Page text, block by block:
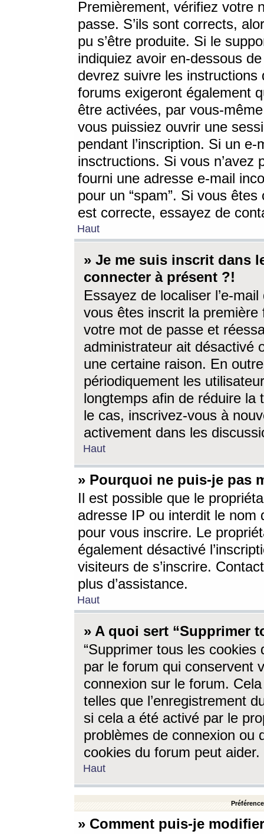
Premièrement, vérifiez votre
passe. S’ils sont corrects,
pu s’être produite. Si le
indiquiez avoir en-dessous
devrez suivre les
forums exigeront également
être activées, par vous-
vous puissiez ouvrir une
pendant l’inscription. Si un
insctructions. Si vous n’avez
fourni une adresse e-mail
pour un “spam”. Si vous
est correcte, essayez de
Haut
» Je me suis inscrit dans
connecter à présent ?!
Essayez de localiser l’e-
vous êtes inscrit la première
votre mot de passe et
administrateur ait désactivé
une certaine raison. En
périodiquement les
longtemps afin de réduire la
le cas, inscrivez-vous à
activement dans les
Haut
» Pourquoi ne puis-je pas
Il est possible que le
adresse IP ou interdit le nom
pour vous inscrire. Le
également désactivé
visiteurs de s’inscrire.
plus d’assistance.
Haut
» A quoi sert “Supprimer
“Supprimer tous les cookies
par le forum qui conservent
connexion sur le forum.
telles que l’enregistrement
si cela a été activé par le
problèmes de connexion ou
cookies du forum peut aider.
Haut
» Comment puis-je